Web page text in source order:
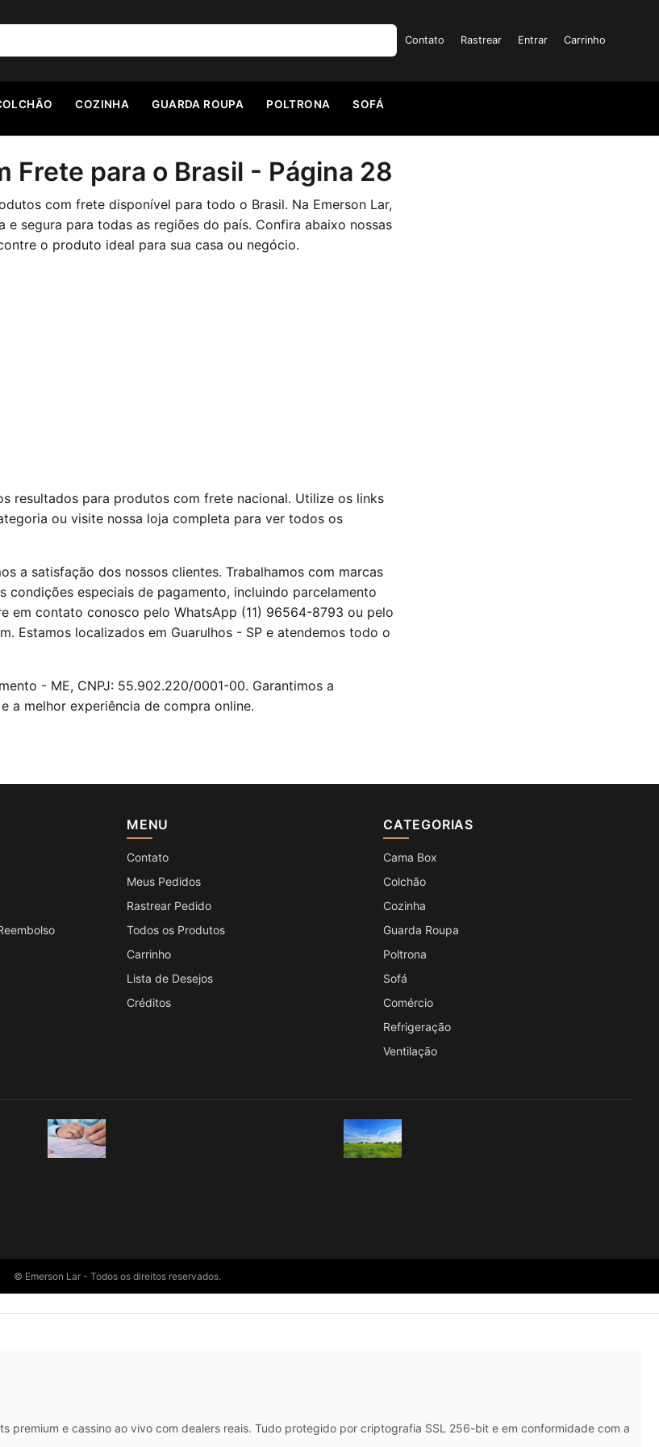
Contato Rastrear Entrar Carrinho
COZINHA GUARDA ROUPA POLTRONA SOFÁ
Frete para o Brasil - Página 28
com frete disponível para todo o Brasil. Na Emerson Lar,
e segura para todas as regiões do país. Confira abaixo nossas
o produto ideal para sua casa ou negócio.
resultados para produtos com frete nacional. Utilize os links
ou visite nossa loja completa para ver todos os
a satisfação dos nossos clientes. Trabalhamos com marcas
condições especiais de pagamento, incluindo parcelamento
em contato conosco pelo WhatsApp (11) 96564-8793 ou pelo
. Estamos localizados em Guarulhos - SP e atendemos todo o
- ME, CNPJ: 55.902.220/0001-00. Garantimos a
a melhor experiência de compra online.
MENU
Contato
Meus Pedidos
Rastrear Pedido
Todos os Produtos
Carrinho
Lista de Desejos
Créditos
CATEGORIAS
Cama Box
Colchão
Cozinha
Guarda Roupa
Poltrona
Sofá
Comércio
Refrigeração
Ventilação
© Emerson Lar - Todos os direitos reservados.
premium e cassino ao vivo com dealers reais. Tudo protegido por criptografia SSL 256-bit e em conformidade com a